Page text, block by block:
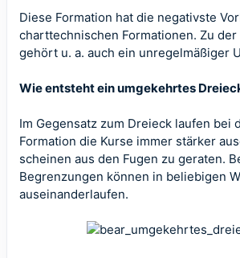
Diese Formation hat die negativste
charttechnischen Formationen. Zu
gehört u. a. auch ein unregelmäßiger
Wie entsteht ein umgekehrtes
Im Gegensatz zum Dreieck laufen bei
Formation die Kurse immer stärker
scheinen aus den Fugen zu geraten.
Begrenzungen können in beliebigen
auseinanderlaufen.